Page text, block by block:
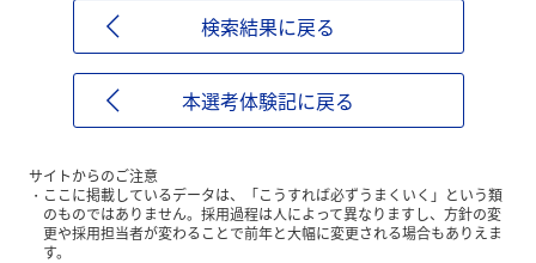
検索結果に戻る
本選考体験記に戻る
サイトからのご注意
ここに掲載しているデータは、「こうすれば必ずうまくいく」という類
のものではありません。採用過程は人によって異なりますし、方針の変
更や採用担当者が変わることで前年と大幅に変更される場合もありえま
す。